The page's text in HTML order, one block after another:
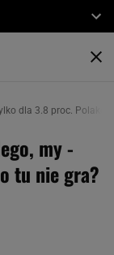
dla 3.8 proc.
my -
tu nie gra?